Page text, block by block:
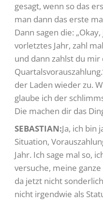
gesagt, wenn so das
man dann das erste
Dann sagen die:
vorletztes Jahr, zahl
und dann zahlst du mir
der Laden wieder zu.
glaube ich der
Die machen dir das
SEBASTIAN:Ja, ich bin
Situation,
Jahr. Ich sage mal so,
versuche, meine
da jetzt nicht
nicht irgendwie als